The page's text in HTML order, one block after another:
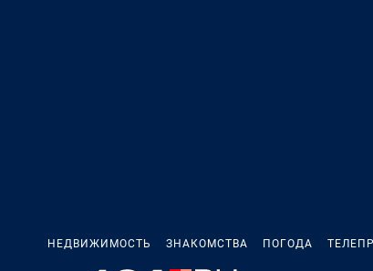
НЕДВИЖИМОСТЬ ЗНАКОМСТВА ПОГОДА